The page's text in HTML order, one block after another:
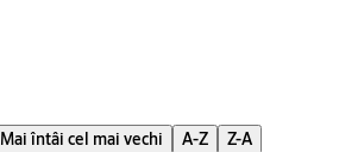
Mai întâi cel mai vechi A-Z Z-A